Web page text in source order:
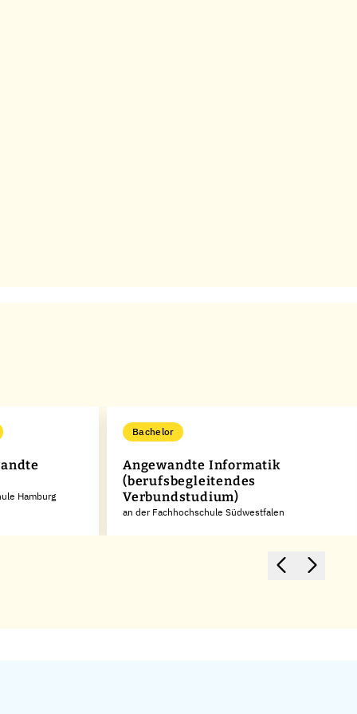
Hamburg
Bachelor
Angewandte Informatik
(berufsbegleitendes
Verbundstudium)
an der Fachhochschule Südwestfalen